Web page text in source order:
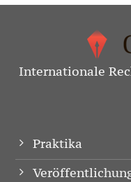
Internationale
Praktika